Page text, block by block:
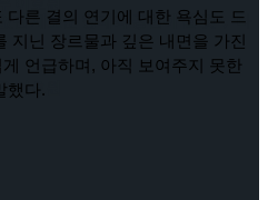
새로운 형태의 공연이 될 것”, ‘나
이호원
른 결의 연기에 대한 욕심도 드
지닌 장르물과 깊은 내면을 가진
언급하며, 아직 보여주지 못한
했다.